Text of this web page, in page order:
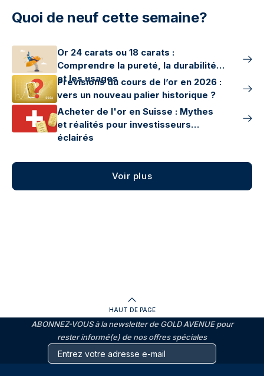
Quoi de neuf cette semaine?
Or 24 carats ou 18 carats :
Comprendre la pureté, la durabilité
et les usages
Prévisions du cours de l’or en 2026 :
vers un nouveau palier historique ?
Acheter de l'or en Suisse : Mythes
et réalités pour investisseurs
éclairés
Voir plus
HAUT DE PAGE
ABONNEZ-VOUS à la newsletter de GOLD AVENUE pour
rester informé(e) de nos offres spéciales